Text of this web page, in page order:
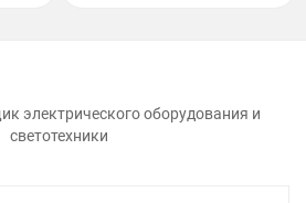
электрического оборудования и
светотехники